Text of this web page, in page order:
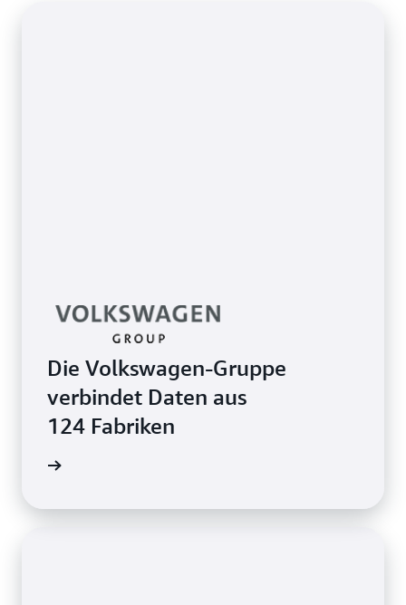
Die Volkswagen-Gruppe
verbindet Daten aus
124 Fabriken